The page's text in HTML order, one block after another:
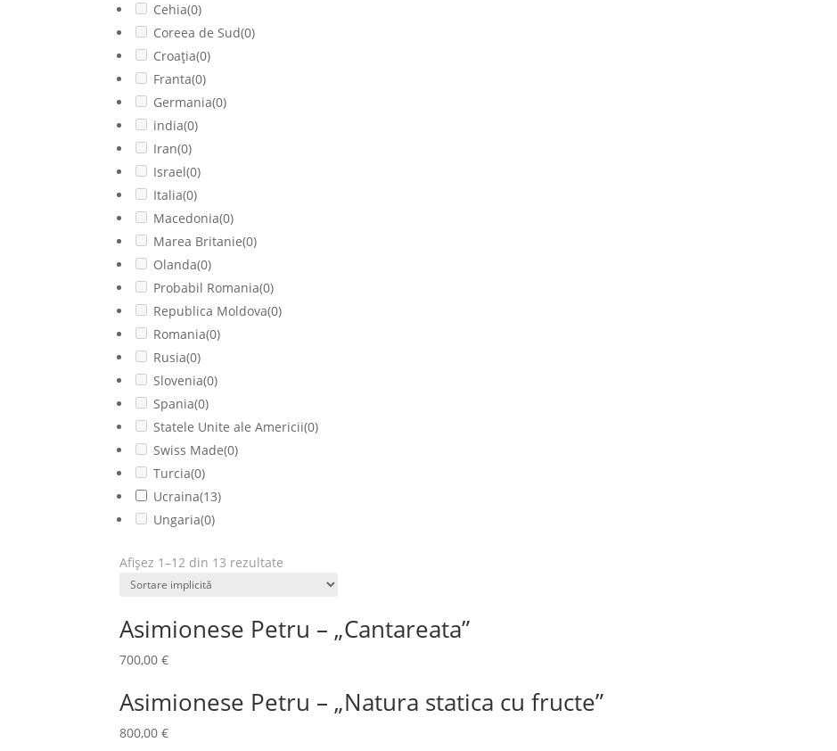
Cehia(0)
Coreea de Sud(0)
Croația(0)
Franta(0)
Germania(0)
india(0)
Iran(0)
Israel(0)
Italia(0)
Macedonia(0)
Marea Britanie(0)
Olanda(0)
Probabil Romania(0)
Republica Moldova(0)
Romania(0)
Rusia(0)
Slovenia(0)
Spania(0)
Statele Unite ale Americii(0)
Swiss Made(0)
Turcia(0)
Ucraina(13)
Ungaria(0)
Afișez 1–12 din 13 rezultate
Asimionese Petru – „Cantareata”
700,00€
Asimionese Petru – „Natura statica cu fructe”
800,00€